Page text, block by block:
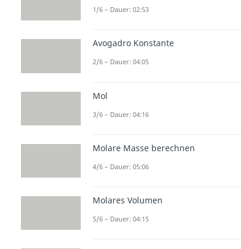
1/6 – Dauer: 02:53
Avogadro Konstante
2/6 – Dauer: 04:05
Mol
3/6 – Dauer: 04:16
Molare Masse berechnen
4/6 – Dauer: 05:06
Molares Volumen
5/6 – Dauer: 04:15